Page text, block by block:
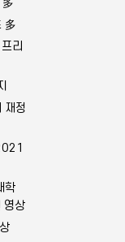
多
多
리
재정
학
영상